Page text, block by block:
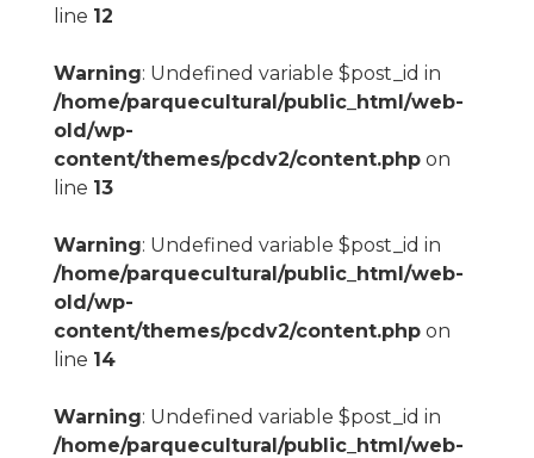
line 12
Warning: Undefined variable $post_id in
/home/parquecultural/public_html/web-
old/wp-
content/themes/pcdv2/content.phpon
line 13
Warning: Undefined variable $post_id in
/home/parquecultural/public_html/web-
old/wp-
content/themes/pcdv2/content.phpon
line 14
Warning: Undefined variable $post_id in
/home/parquecultural/public_html/web-